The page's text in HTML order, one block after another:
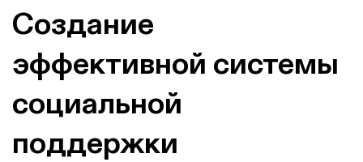
Создание
эффективной системы
социальной
поддержки